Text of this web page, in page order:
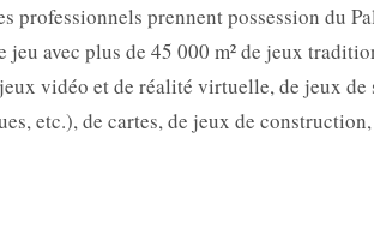
professionnels prennent possession du
avec plus de 45 000 m² de jeux
vidéo et de réalité virtuelle, de jeux
etc.), de cartes, de jeux de construction,